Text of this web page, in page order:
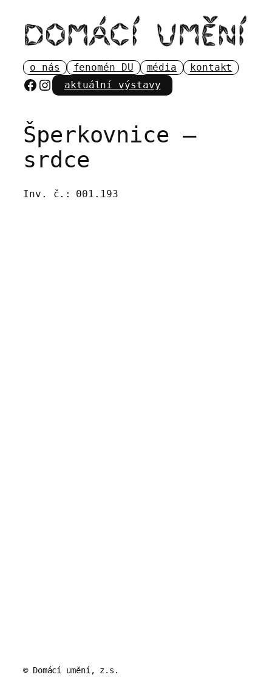
obsah
o nás fenomén DU média kontakt
Facebook
Instagram
aktuální výstavy
Šperkovnice –
srdce
Inv. č.: 001.193
© Domácí umění, z.s.